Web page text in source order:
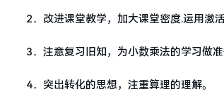
2．改进课堂教学，加大课堂密度.运用激
3．注意复习旧知，为小数乘法的学习做准
4．突出转化的思想，注重算理的理解。